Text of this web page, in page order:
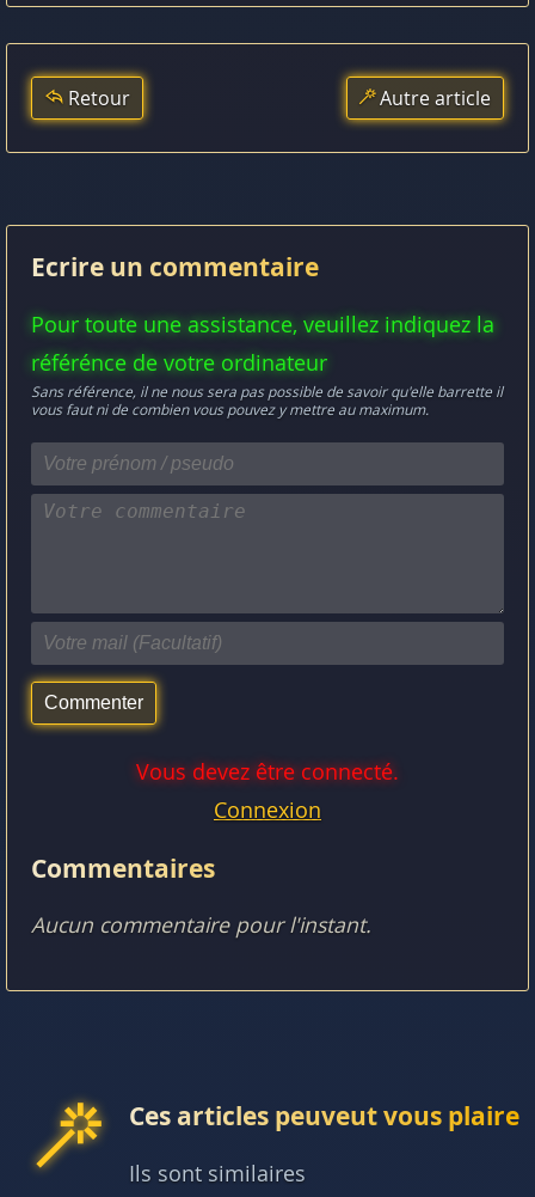
Retour Autre article
Ecrire un commentaire
Pour toute une assistance, veuillez indiquez la
référénce de votre ordinateur
Sans référence, il ne nous sera pas possible de savoir qu'elle barrette il
vous faut ni de combien vous pouvez y mettre au maximum.
Vous devez être connecté.
Connexion
Commentaires
Aucun commentaire pour l'instant.
Ces articles peuveut vous plaire
Ils sont similaires